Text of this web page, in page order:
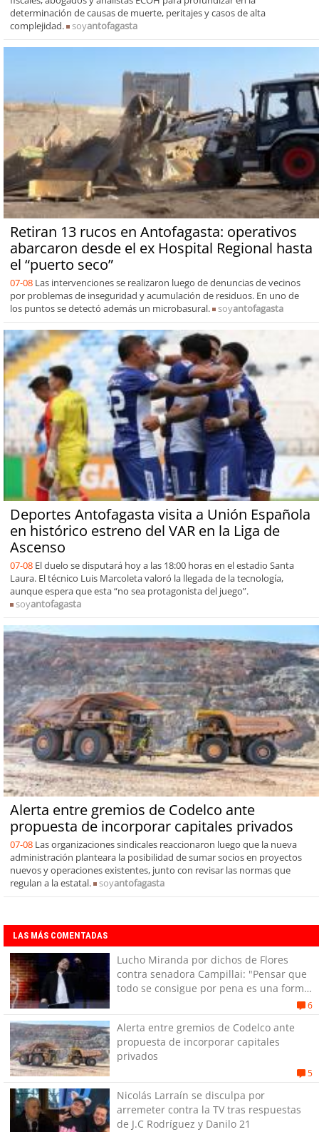
determinación de causas de muerte, peritajes y casos de alta
complejidad.
soyantofagasta
Retiran 13 rucos en Antofagasta: operativos
abarcaron desde el ex Hospital Regional hasta
el “puerto seco”
07-08 Las intervenciones se realizaron luego de denuncias de vecinos
por problemas de inseguridad y acumulación de residuos. En uno de
los puntos se detectó además un microbasural.
soyantofagasta
Deportes Antofagasta visita a Unión Española
en histórico estreno del VAR en la Liga de
Ascenso
07-08 El duelo se disputará hoy a las 18:00 horas en el estadio Santa
Laura. El técnico Luis Marcoleta valoró la llegada de la tecnología,
aunque espera que esta “no sea protagonista del juego”.
soyantofagasta
Alerta entre gremios de Codelco ante
propuesta de incorporar capitales privados
07-08 Las organizaciones sindicales reaccionaron luego que la nueva
administración planteara la posibilidad de sumar socios en proyectos
nuevos y operaciones existentes, junto con revisar las normas que
regulan a la estatal.
soyantofagasta
LAS MÁS COMENTADAS
Lucho Miranda por dichos de Flores
contra senadora Campillai: "Pensar que
todo se consigue por pena es una forma
6
Alerta entre gremios de Codelco ante
propuesta de incorporar capitales
privados
5
Nicolás Larraín se disculpa por
arremeter contra la TV tras respuestas
de J.C Rodríguez y Danilo 21